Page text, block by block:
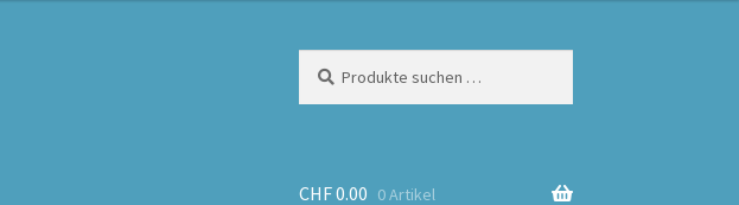
nach:
CHF0.00 0 Artikel